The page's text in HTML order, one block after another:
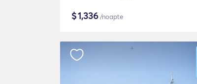
$1,336/noapte